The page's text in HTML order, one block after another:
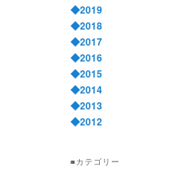
◆2019
◆2018
◆2017
◆2016
◆2015
◆2014
◆2013
◆2012
■カテゴリー